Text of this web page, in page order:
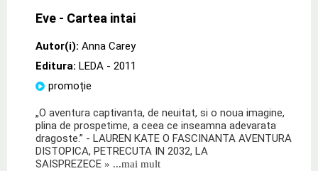
Eve - Cartea intai
Autor(i): Anna Carey
Editura: LEDA - 2011
promoție
„O aventura captivanta, de neuitat, si o noua imagine,
plina de prospetime, a ceea ce inseamna adevarata
dragoste.” - LAUREN KATE O FASCINANTA AVENTURA
DISTOPICA, PETRECUTA IN 2032, LA
SAISPREZECE » ...mai mult